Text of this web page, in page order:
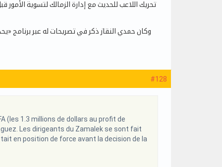
تحريك اللاعب للحديث مع إدارة الزمالك لتسوية
وكان حمدي النقاز ذكر في تصريحات له عبر برنامج
#128
(les 1.3 millions de dollars au profit de
Les dirigeants du Zamalek se sont fait
en position de force avant la decision de la